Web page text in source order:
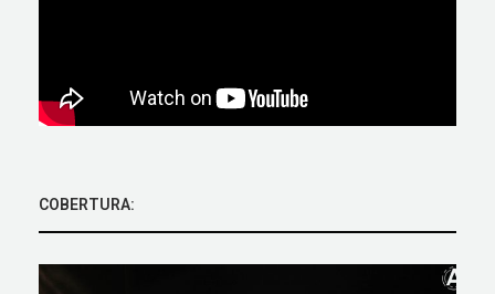
COBERTURA: